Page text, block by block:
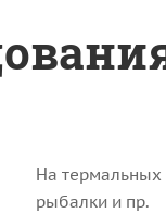
На термальных
рыбалки и пр.